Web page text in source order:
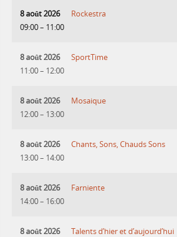
8 août 2026
09:00– 11:00
Rockestra
8 août 2026
11:00– 12:00
SportTime
8 août 2026
12:00– 13:00
Mosaique
8 août 2026
13:00– 14:00
Chants, Sons, Chauds Sons
8 août 2026
14:00– 16:00
Farniente
8 août 2026
Talents d’hier et d’aujourd’hui